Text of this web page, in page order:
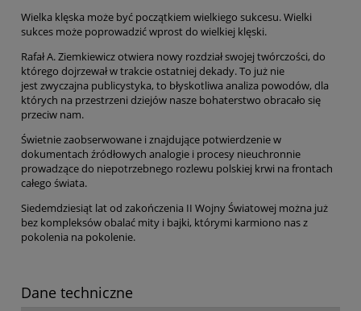
Wielka klęska może być początkiem wielkiego sukcesu. Wielki
sukces może poprowadzić wprost do wielkiej klęski.
Rafał A. Ziemkiewicz otwiera nowy rozdział swojej twórczości, do
którego dojrzewał w trakcie ostatniej dekady. To już nie
jestzwyczajna publicystyka, to błyskotliwa analiza powodów, dla
których na przestrzeni dziejów nasze bohaterstwo obracało się
przeciw nam.
Świetnie zaobserwowane i znajdujące potwierdzenie w
dokumentach źródłowych analogie i procesy nieuchronnie
prowadzące do niepotrzebnego rozlewu polskiej krwi na frontach
całego świata.
Siedemdziesiąt lat od zakończenia II Wojny Światowej można już
bez kompleksów obalać mity i bajki, którymi karmiono nas z
pokolenia na pokolenie.
Dane techniczne